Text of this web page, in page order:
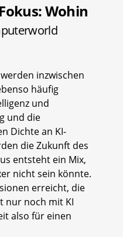
Wohin
inzwischen
häufig
und
und die
Dichte an KI-
die Zukunft des
entsteht ein Mix,
nicht sein könnte.
erreicht, die
nur noch mit KI
also für einen